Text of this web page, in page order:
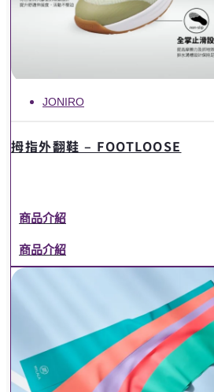
JONIRO
拇指外翻鞋 – FOOTLOOSE
商品介紹
商品介紹